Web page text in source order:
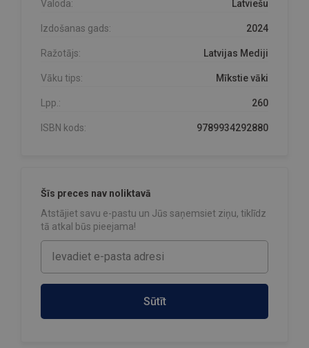
Valoda: Latviešu
Izdošanas gads: 2024
Ražotājs: Latvijas Mediji
Vāku tips: Mīkstie vāki
Lpp.: 260
ISBN kods: 9789934292880
Šīs preces nav noliktavā
Atstājiet savu e-pastu un Jūs saņemsiet ziņu, tiklīdz
tā atkal būs pieejama!
Sūtīt